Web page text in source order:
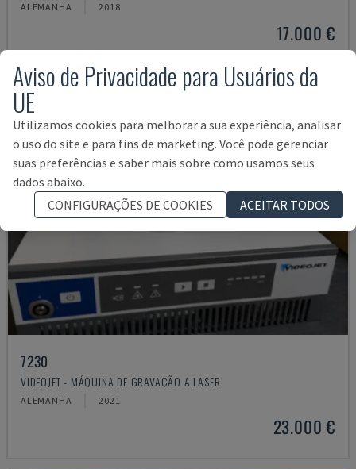
ALEMANHA 2018
17.000 €
7230
VIDEOJET - MÁQUINA DE GRAVAÇÃO A LASER
ALEMANHA 2021
23.000 €
Aviso de Privacidade para Usuários da
UE
Utilizamos cookies para melhorar a sua experiência, analisar
o uso do site e para fins de marketing. Você pode gerenciar
suas preferências e saber mais sobre como usamos seus
dados abaixo.
CONFIGURAÇÕES DE COOKIES
ACEITAR TODOS